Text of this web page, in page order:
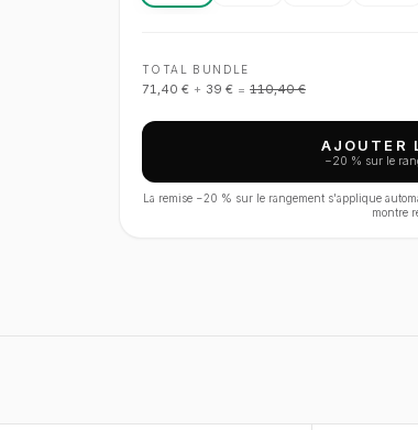
TOTAL BUNDLE
71,40 € + 39 € = 110,40 €
AJOUTER
−20 % sur le
La remise −20 % sur le rangement s'applique
montre